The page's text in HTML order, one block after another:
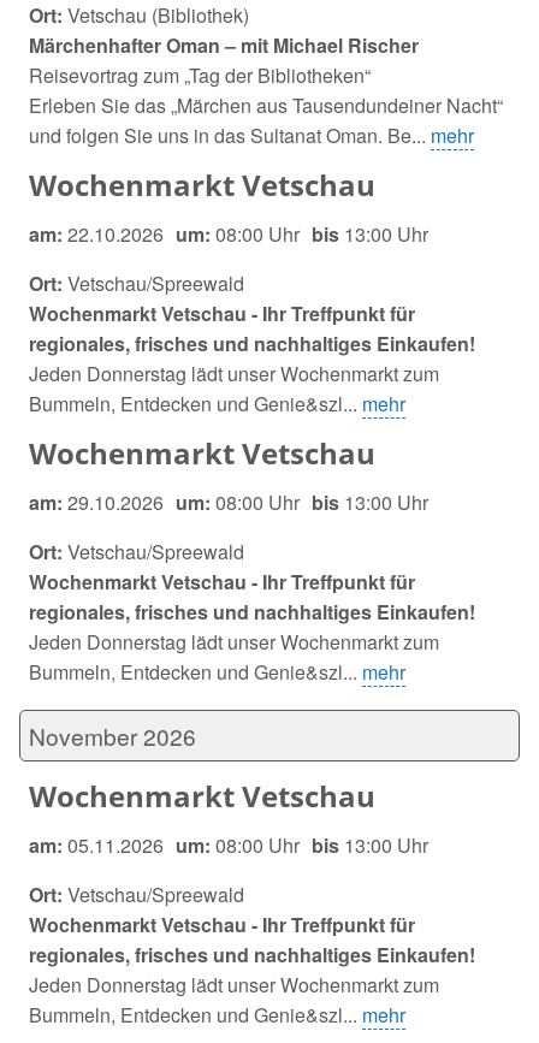
Ort: Vetschau (Bibliothek)
Märchenhafter Oman – mit Michael Rischer
Reisevortrag zum „Tag der Bibliotheken“
Erleben Sie das „Märchen aus Tausendundeiner Nacht“
und folgen Sie uns in das Sultanat Oman. Be... mehr
Wochenmarkt Vetschau
am: 22.10.2026 um: 08:00 Uhr bis 13:00 Uhr
Ort: Vetschau/Spreewald
Wochenmarkt Vetschau - Ihr Treffpunkt für
regionales, frisches und nachhaltiges Einkaufen!
Jeden Donnerstag lädt unser Wochenmarkt zum
Bummeln, Entdecken und Genie&szl... mehr
Wochenmarkt Vetschau
am: 29.10.2026 um: 08:00 Uhr bis 13:00 Uhr
Ort: Vetschau/Spreewald
Wochenmarkt Vetschau - Ihr Treffpunkt für
regionales, frisches und nachhaltiges Einkaufen!
Jeden Donnerstag lädt unser Wochenmarkt zum
Bummeln, Entdecken und Genie&szl... mehr
November 2026
Wochenmarkt Vetschau
am: 05.11.2026 um: 08:00 Uhr bis 13:00 Uhr
Ort: Vetschau/Spreewald
Wochenmarkt Vetschau - Ihr Treffpunkt für
regionales, frisches und nachhaltiges Einkaufen!
Jeden Donnerstag lädt unser Wochenmarkt zum
Bummeln, Entdecken und Genie&szl... mehr